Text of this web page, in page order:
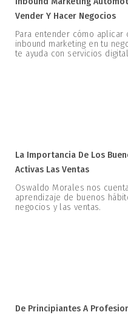
Vender Y Hacer Negocios
Para entender cómo aplicar
inbound marketing en tu
te ayuda con servicios
La Importancia De Los
Activas Las Ventas
Oswaldo Morales nos
aprendizaje de buenos
negocios y las ventas.
De Principiantes A